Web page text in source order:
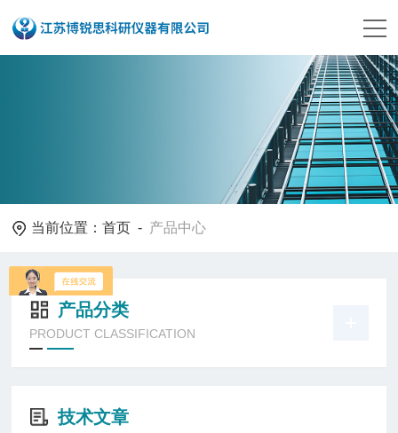
当前位置：首页 - 产品中心
产品分类
PRODUCT CLASSIFICATION
技术文章